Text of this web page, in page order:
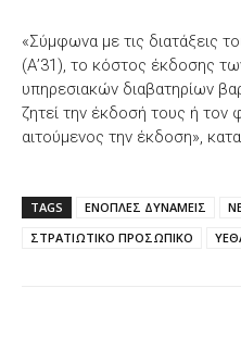
«Σύμφωνα με τις διατάξεις
(Α’31), το κόστος έκδοσης
υπηρεσιακών διαβατηρίων
ζητεί την έκδοσή τους ή τον
αιτούμενος την έκδοση»,
TAGS ΕΝΟΠΛΕΣ ΔΥΝΑΜΕΙΣ
ΣΤΡΑΤΙΩΤΙΚΟ ΠΡΟΣΩΠΙΚΟ